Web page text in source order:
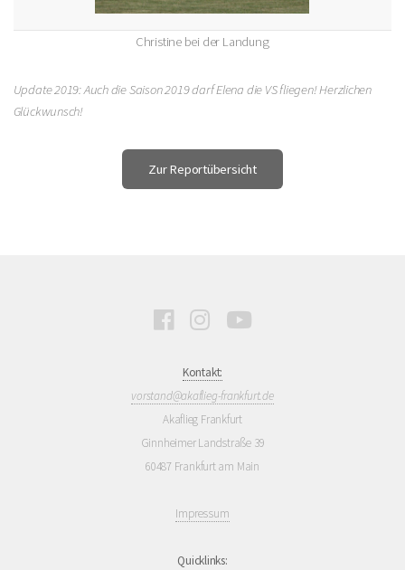
Christine bei der Landung
Update 2019: Auch die Saison 2019 darf Elena die VS fliegen! Herzlichen
Glückwunsch!
Kontakt:
vorstand@akaflieg-frankfurt.de
Akaflieg Frankfurt
Ginnheimer Landstraße 39
60487 Frankfurt am Main
Impressum
Quicklinks: